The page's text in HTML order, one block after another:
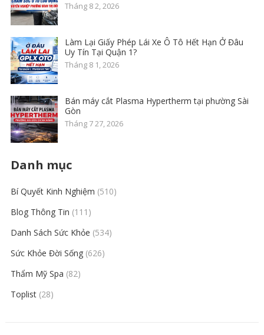
Tháng 8 2, 2026
Làm Lại Giấy Phép Lái Xe Ô Tô Hết Hạn Ở Đâu
Uy Tín Tại Quận 1?
Tháng 8 1, 2026
Bán máy cắt Plasma Hypertherm tại phường Sài
Gòn
Tháng 7 27, 2026
Danh mục
Bí Quyết Kinh Nghiệm (510)
Blog Thông Tin (111)
Danh Sách Sức Khỏe (534)
Sức Khỏe Đời Sống(626)
Thẩm Mỹ Spa (82)
Toplist(28)